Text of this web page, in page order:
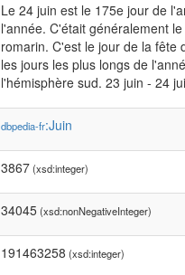
Le 24 juin est le 175e jour de
l'année. C'était généralement
romarin. C'est le jour de la fête
les jours les plus longs de
l'hémisphère sud. 23 juin - 24
dbpedia-fr:Juin
3867(xsd:integer)
34045(xsd:nonNegativeInteger)
191463258 (xsd:integer)